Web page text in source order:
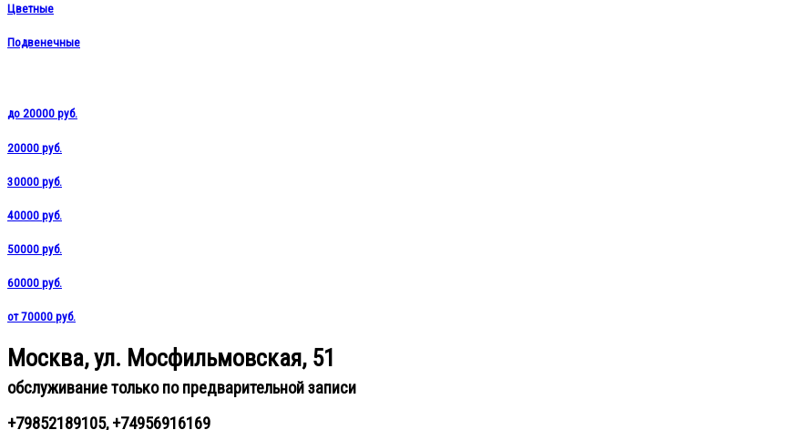
Цветные
Подвенечные
до 20000 руб.
20000 руб.
30000 руб.
40000 руб.
50000 руб.
60000 руб.
от 70000 руб.
Москва, ул. Мосфильмовская, 51
обслуживание только по предварительной записи
+79852189105, +74956916169